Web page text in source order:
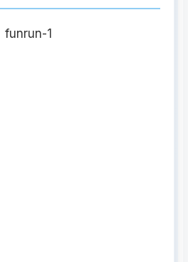
funrun-1